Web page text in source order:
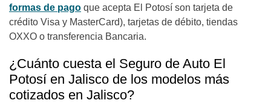
formas de pago que acepta El Potosí son tarjeta de
crédito Visa y MasterCard), tarjetas de débito, tiendas
OXXO o transferencia Bancaria.
¿Cuánto cuesta el Seguro de Auto El
Potosí en Jalisco de los modelos más
cotizados en Jalisco?